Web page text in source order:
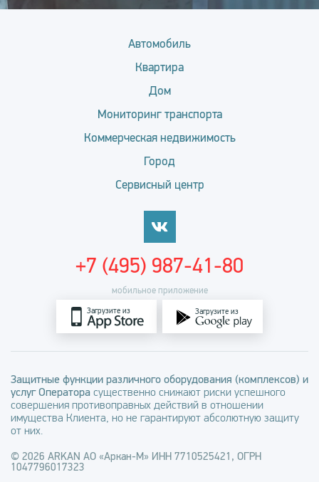
Автомобиль
Квартира
Дом
Мониторинг транспорта
Коммерческая недвижимость
Город
Сервисный центр
мобильное приложение
Загрузите из Загрузите из
+7 (495) 987-41-80
Защитные функции различного оборудования (комплексов) и
услуг Оператора существенно снижают риски успешного
совершения противоправных действий в отношении
имущества Клиента, но не гарантируют абсолютную защиту
от них.
© 2026 ARKAN АО «Аркан-М» ИНН 7710525421, ОГРН
1047796017323